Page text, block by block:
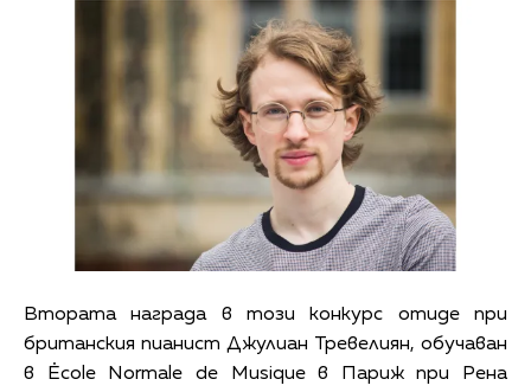
Втората награда в този конкурс отиде при
британския пианист Джулиан Тревелиян, обучаван
в Ėcole Normale de Musique в Париж при Рена